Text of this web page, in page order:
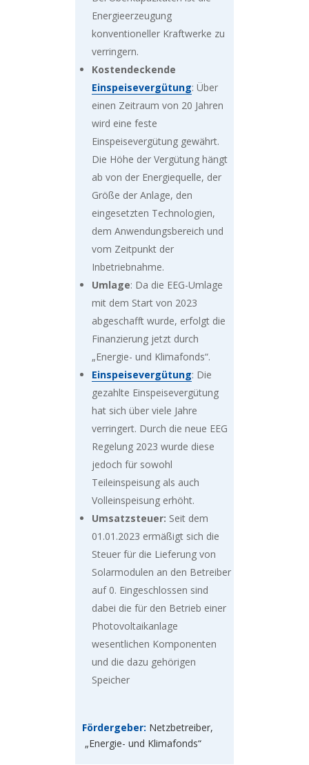
Energieerzeugung
konventioneller Kraftwerke zu
verringern.
Kostendeckende
Einspeisevergütung: Über
einen Zeitraum von 20 Jahren
wird eine feste
Einspeisevergütung gewährt.
Die Höhe der Vergütung hängt
ab von der Energiequelle, der
Größe der Anlage, den
eingesetzten Technologien,
dem Anwendungsbereich und
vom Zeitpunkt der
Inbetriebnahme.
Umlage: Da die EEG-Umlage
mit dem Start von 2023
abgeschafft wurde, erfolgt die
Finanzierung jetzt durch
„Energie- und Klimafonds“.
Einspeisevergütung: Die
gezahlte Einspeisevergütung
hat sich über viele Jahre
verringert. Durch die neue EEG
Regelung 2023 wurde diese
jedoch für sowohl
Teileinspeisung als auch
Volleinspeisung erhöht.
Umsatzsteuer: Seit dem
01.01.2023 ermäßigt sich die
Steuer für die Lieferung von
Solarmodulen an den Betreiber
auf 0. Eingeschlossen sind
dabei die für den Betrieb einer
Photovoltaikanlage
wesentlichen Komponenten
und die dazu gehörigen
Speicher
Fördergeber: Netzbetreiber,
„Energie- und Klimafonds“